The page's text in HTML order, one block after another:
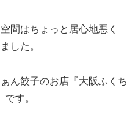
間はちょっと居心地悪く
した。
ん餃子のお店『大阪ふくち
す。